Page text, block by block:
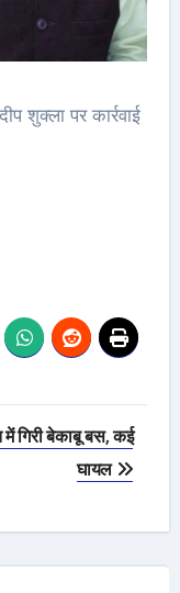
शुक्ला पर कार्रवाई
गिरी बेकाबू बस, कई
घायल